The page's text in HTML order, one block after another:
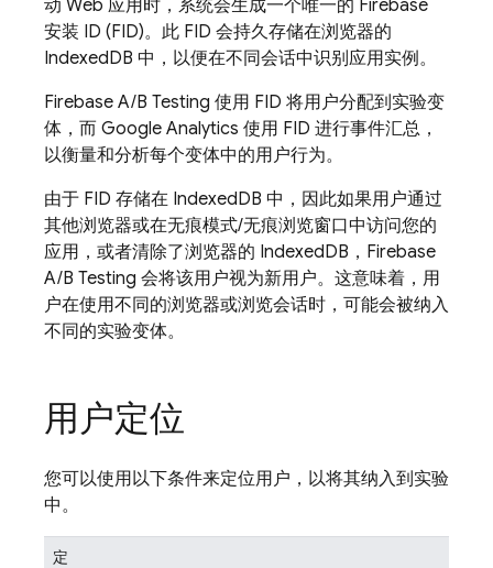
动 Web 应用时，系统会生成一个唯一的 Firebase
安装 ID (FID)。此 FID 会持久存储在浏览器的
IndexedDB 中，以便在不同会话中识别应用实例。
Firebase A/B Testing 使用 FID 将用户分配到实验变
体，而 Google Analytics 使用 FID 进行事件汇总，
以衡量和分析每个变体中的用户行为。
由于 FID 存储在 IndexedDB 中，因此如果用户通过
其他浏览器或在无痕模式/无痕浏览窗口中访问您的
应用，或者清除了浏览器的 IndexedDB， Firebase
A/B Testing 会将该用户视为新用户。这意味着，用
户在使用不同的浏览器或浏览会话时，可能会被纳入
不同的实验变体。
用户定位
您可以使用以下条件来定位用户，以将其纳入到实验
中。
定